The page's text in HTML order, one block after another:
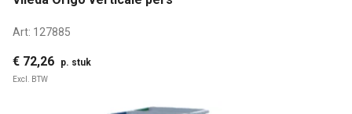
Art: 127885
€ 72,26 p. stuk
Excl. BTW